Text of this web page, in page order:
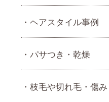
ヘアスタイル事例
パサつき・乾燥
枝毛や切れ毛・傷み